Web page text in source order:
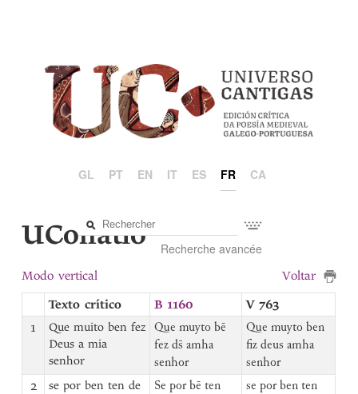
GL PT EN IT ES FR CA
Recherche avancée
UCollatio
Modo vertical
Voltar
Texto crítico
B 1160
V 763
1
Que muito ben fez
Deus a mia
senhor
Que muyto bē
fez ds̄ amha
senhor
Que muyto ben
fiz deus amha
senhor
2
se por ben ten de
Se por bē ten
se por ben ten